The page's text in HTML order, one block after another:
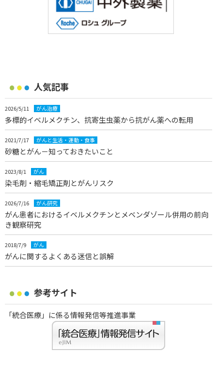
人気記事
2026/5/11 がん治療
多標的イベルメクチン、抗寄生虫薬から抗がん薬への転用
2021/7/17 がんと生活・運動・食事
砂糖とがん－知っておきたいこと
2023/8/1 がん
染毛剤・縮毛矯正剤とがんリスク
2026/7/16 がん研究
がん患者におけるイベルメクチンとメベンダゾール併用の前向
き観察研究
2018/7/9 がん
がんに関するよくある迷信と誤解
参考サイト
「統合医療」に係る情報発信等推進事業